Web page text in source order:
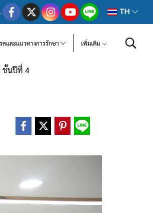
TH
คและแนวทางการรักษา เพิ่มเติม
ชั้นปีที่ 4